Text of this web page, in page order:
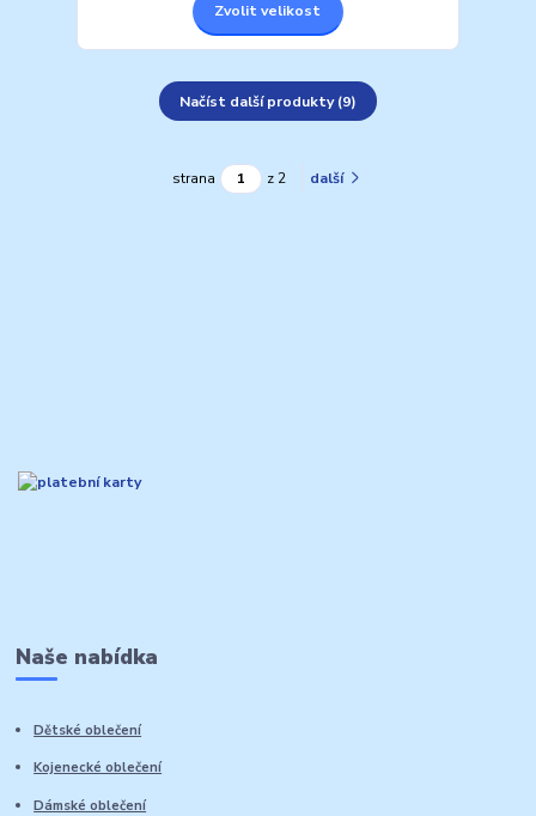
Zvolit velikost
Načíst další produkty (9)
strana z 2 další
Naše nabídka
Dětské oblečení
Kojenecké oblečení
Dámské oblečení